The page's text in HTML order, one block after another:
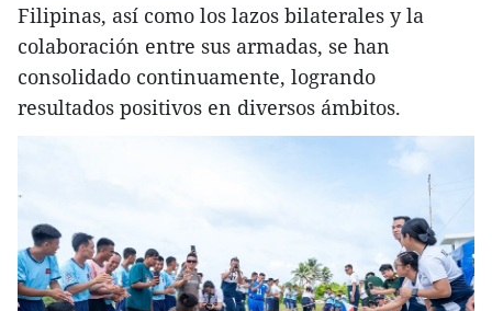
Filipinas, así como los lazos bilaterales y la
colaboración entre sus armadas, se han
consolidado continuamente, logrando
resultados positivos en diversos ámbitos.